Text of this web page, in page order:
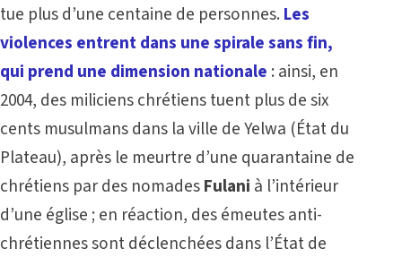
tue plus d’une centaine de personnes. Les
violences entrent dans une spirale sans fin,
qui prend une dimension nationale : ainsi, en
2004, des miliciens chrétiens tuent plus de six
cents musulmans dans la ville de Yelwa (État du
Plateau), après le meurtre d’une quarantaine de
chrétiens par des nomadesFulani à l’intérieur
d’une église ; en réaction, des émeutes anti-
chrétiennes sont déclenchées dans l’État de